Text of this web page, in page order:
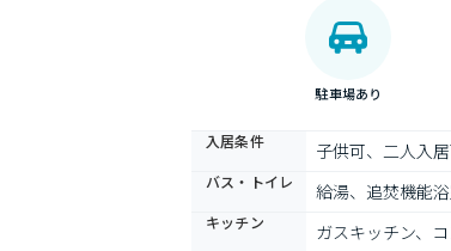
駐車場あり
入居条件 子供可、二人入
バス・トイレ 給湯、追焚機能
キッチン ガスキッチン、